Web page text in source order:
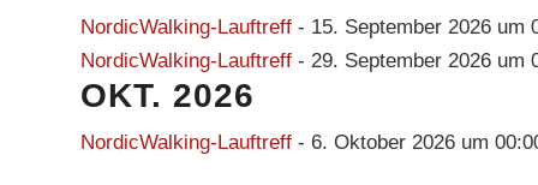
NordicWalking-Lauftreff - 15. September 2026 um
NordicWalking-Lauftreff - 29. September 2026 um
OKT. 2026
NordicWalking-Lauftreff - 6. Oktober 2026 um